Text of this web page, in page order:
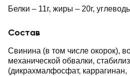
Белки – 11г, жиры – 20г,
Состав
Свинина (в том числе окорок),
механической обвалки,
(дикрахмалфосфат, каррагинан,